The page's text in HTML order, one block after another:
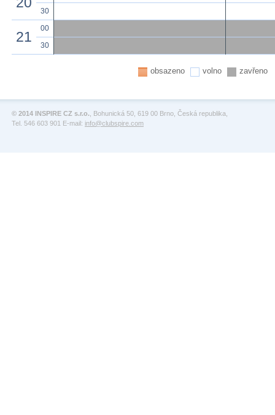
30
21
00
30
obsazeno volno zavřeno
© 2014 INSPIRE CZ s.r.o. , Bohunická 50, 619 00 Brno, Česká republika,
Tel. 546 603 901 E-mail: info@clubspire.com